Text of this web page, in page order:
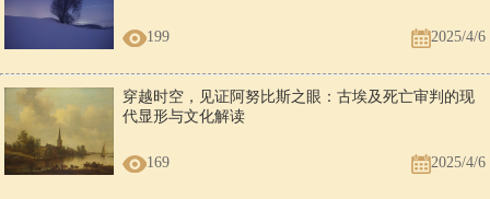
199 2025/4/6
穿越时空，见证阿努比斯之眼：古埃及死亡审判的现
代显形与文化解读
169 2025/4/6